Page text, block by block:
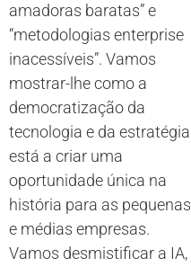
amadoras baratas” e
“metodologias enterprise
inacessíveis”. Vamos
mostrar-lhe como a
democratização da
tecnologia e da estratégia
está a criar uma
oportunidade única na
história para as pequenas
e médias empresas.
Vamos desmistificar a IA,